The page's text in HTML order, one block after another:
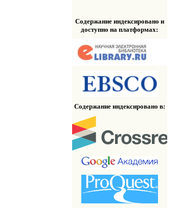
Содержание индексировано и
доступно на платформах:
Содержание индексировано в: